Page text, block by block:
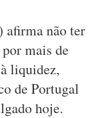
afirma não ter
mais de
liquidez,
de Portugal
hoje.